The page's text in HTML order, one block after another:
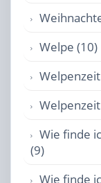
Welpe (10)
Wie finde
(9)
Wie finde